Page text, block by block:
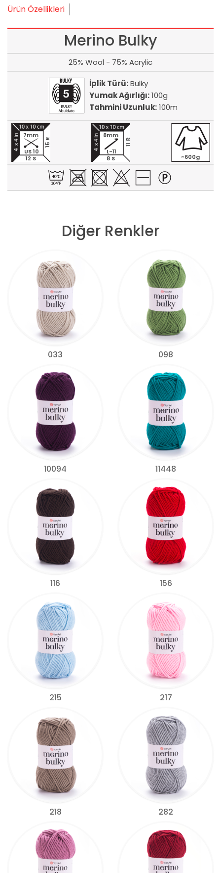
Ürün Özellikleri
Merino Bulky
25% Wool - 75% Acrylic
İplik Türü:Bulky
Yumak Ağırlığı:100g
Tahmini Uzunluk:100m
12 S
15 R
7mm
US 10
8 S
11 R
8mm
L-11
~600g
Diğer Renkler
033 098
10094 11448
116 156
215 217
218 282